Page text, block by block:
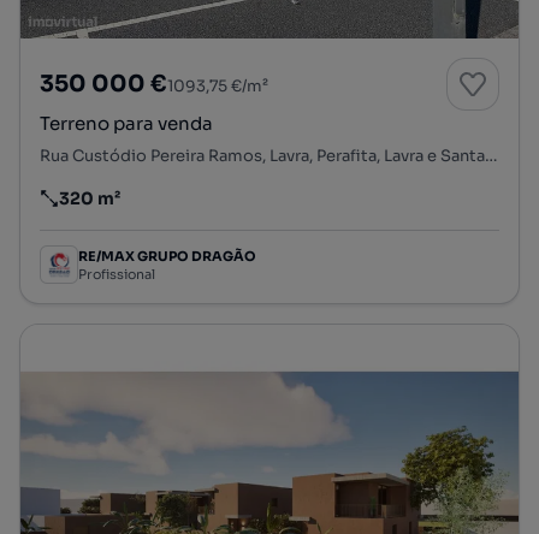
350 000 €1093,75 €/m²
Terreno para venda
Rua Custódio Pereira Ramos, Lavra, Perafita, Lavra e Santa Cruz do Bispo, Matosinhos, Porto
Preço por metro quadrado
320 m²
RE/MAX GRUPO DRAGÃO
Profissional